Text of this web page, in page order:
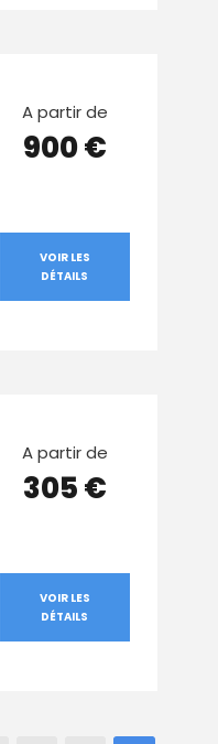
A partir de
900 €
VOIR LES
DÉTAILS
A partir de
305 €
VOIR LES
DÉTAILS